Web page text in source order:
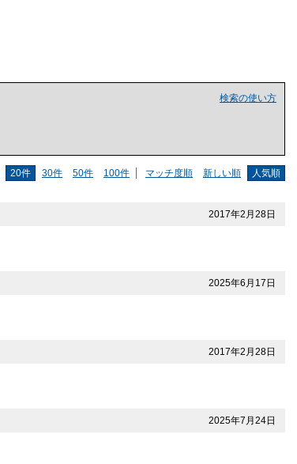
検索の使い方
20件 30件 50件 100件 マッチ度順 新しい順
人気順
2017年2月28日
2025年6月17日
2017年2月28日
2025年7月24日